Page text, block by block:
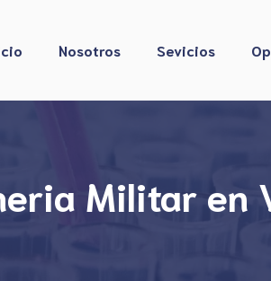
Nosotros Sevicios
Militar en